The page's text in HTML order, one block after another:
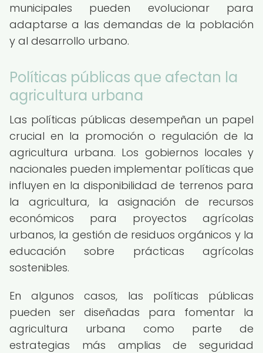
municipales pueden evolucionar para
adaptarse a las demandas de la población
y al desarrollo urbano.
Políticas públicas que afectan la
agricultura urbana
Las políticas públicas desempeñan un papel
crucial en la promoción o regulación de la
agricultura urbana. Los gobiernos locales y
nacionales pueden implementar políticas que
influyen en la disponibilidad de terrenos para
la agricultura, la asignación de recursos
económicos para proyectos agrícolas
urbanos, la gestión de residuos orgánicos y la
educación sobre prácticas agrícolas
sostenibles.
En algunos casos, las políticas públicas
pueden ser diseñadas para fomentar la
agricultura urbana como parte de
estrategias más amplias de seguridad